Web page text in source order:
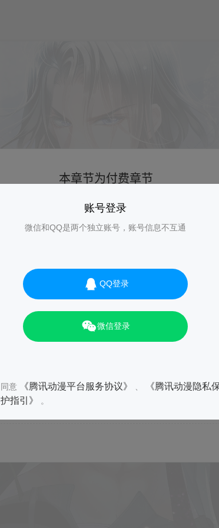
账号登录
微信和QQ是两个独立账号，账号信息不互通
QQ登录
微信登录
同意 《腾讯动漫平台服务协议》
《腾讯动漫隐私
护指引》
。